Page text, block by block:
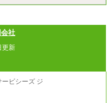
社
更新